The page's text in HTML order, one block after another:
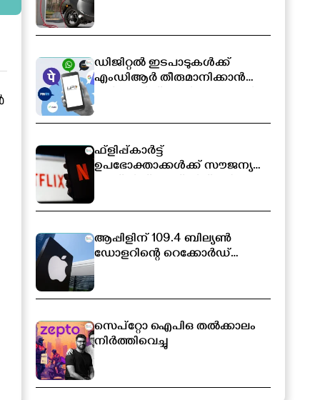
ഡിജിറ്റൽ ഇടപാടുകൾക്ക്
എംഡിആർ തീരുമാനിക്കാൻ
ഫ്ളിപ്പ്കാർട്ട്
ഉപഭോക്താക്കൾക്ക് സൗജന്യ
ആപ്പിളിന് 109.4 ബില്യൺ
ഡോളറിന്റെ റെക്കോർഡ്
സെപ്റ്റോ ഐപിഒ തൽക്കാലം
നിർത്തിവെച്ചു